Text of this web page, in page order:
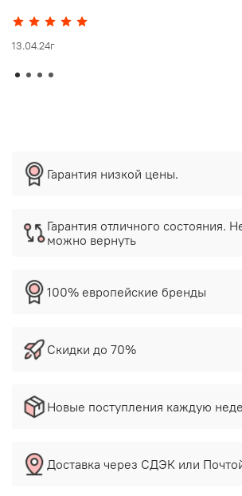
13.04.24г
Гарантия низкой цены.
Гарантия отличного состояния.
можно вернуть
100% европейские бренды
Скидки до 70%
Новые поступления каждую
Доставка через СДЭК или